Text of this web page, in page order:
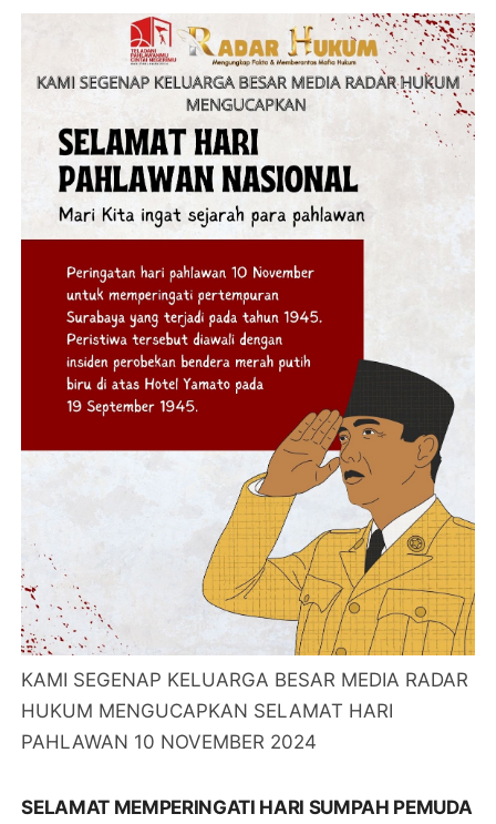
KAMI SEGENAP KELUARGA BESAR MEDIA RADAR
HUKUM MENGUCAPKAN SELAMAT HARI
PAHLAWAN 10 NOVEMBER 2024
SELAMAT MEMPERINGATI HARI SUMPAH PEMUDA